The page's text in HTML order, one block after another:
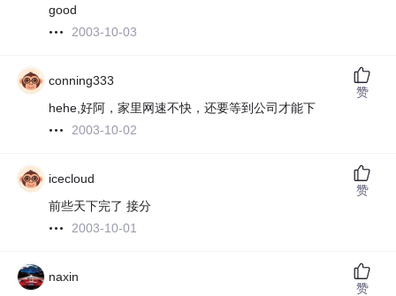
good
2003-10-03
conning333
hehe,好阿，家里网速不快，还要等到公司才能下
2003-10-02
赞
icecloud
前些天下完了 接分
2003-10-01
赞
naxin
赞